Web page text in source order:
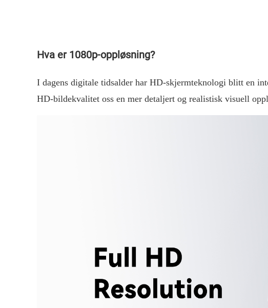
Hva er 1080p-oppløsning?
I dagens digitale tidsalder har HD-skjermteknologi blitt en
HD-bildekvalitet oss en mer detaljert og realistisk visuell